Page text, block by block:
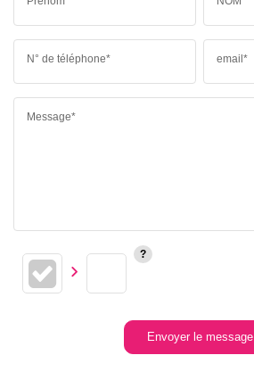
N° de téléphone* email*
Message*
Envoyer le message